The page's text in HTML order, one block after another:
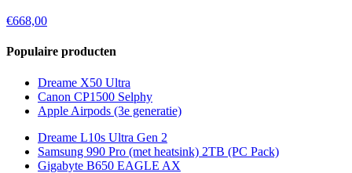
€668,00
Populaire producten
Dreame X50 Ultra
Canon CP1500 Selphy
Apple Airpods (3e generatie)
Dreame L10s Ultra Gen 2
Samsung 990 Pro (met heatsink) 2TB (PC Pack)
Gigabyte B650 EAGLE AX